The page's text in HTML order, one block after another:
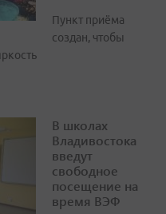
Пункт приёма
создан, чтобы
В школах
Владивостока
введут
свободное
посещение на
время ВЭФ